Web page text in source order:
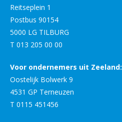
Reitseplein 1
Postbus 90154
5000 LG TILBURG
T 013 205 00 00
Voor ondernemers uit Zeeland:
Oostelijk Bolwerk 9
4531 GP Terneuzen
T 0115 451456